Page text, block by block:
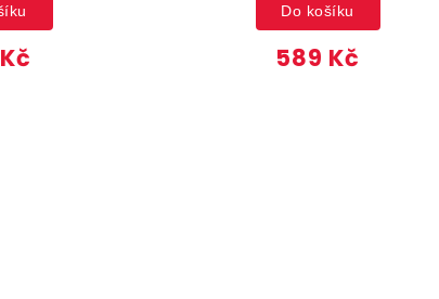
589 Kč
Do košíku